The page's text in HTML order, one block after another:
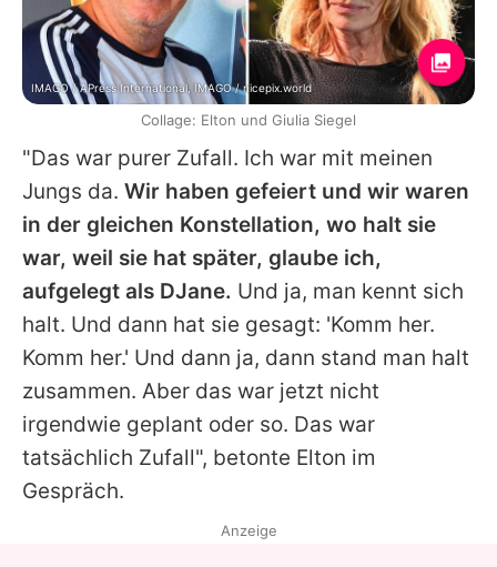
"Das war purer Zufall. Ich war mit meinen
Jungs da. Wir haben gefeiert und wir waren
in der gleichen Konstellation, wo halt sie
war, weil sie hat später, glaube ich,
aufgelegt als DJane. Und ja, man kennt sich
halt. Und dann hat sie gesagt: 'Komm her.
Komm her.' Und dann ja, dann stand man halt
zusammen. Aber das war jetzt nicht
irgendwie geplant oder so. Das war
tatsächlich Zufall", betonte Elton im
Gespräch.
IMAGO / APress International, IMAGO / nicepix.world
Collage: Elton und Giulia Siegel
Anzeige